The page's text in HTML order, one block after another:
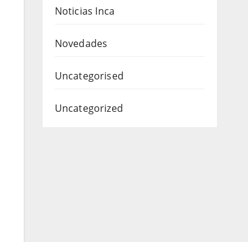
Noticias Inca
Novedades
Uncategorised
Uncategorized